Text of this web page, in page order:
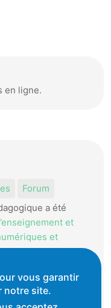
en ligne.
Forum
a été
et
et
des
pour
pédagogiques.
vous garantir
notre site.